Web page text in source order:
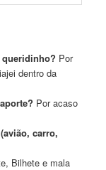
Por
dentro da
Por acaso
carro,
Bilhete e mala